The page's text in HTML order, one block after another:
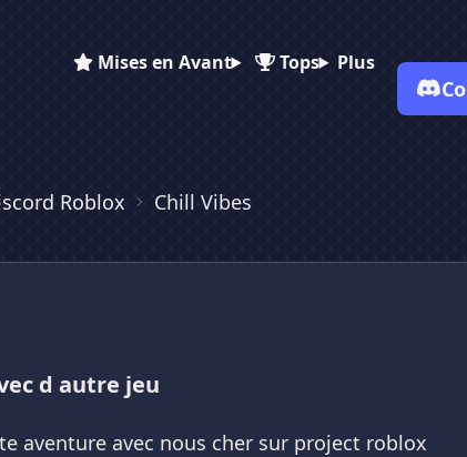
Mises en Avant Tops Plus
Roblox Chill Vibes
d autre jeu
aventure avec nous cher sur project roblox